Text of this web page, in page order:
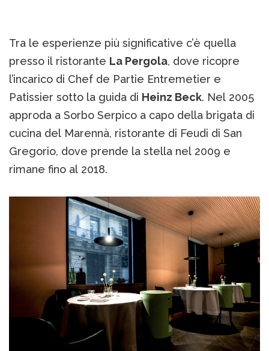
Tra le esperienze più significative c’è quella
presso il ristorante La Pergola, dove ricopre
l’incarico di Chef de Partie Entremetier e
Patissier sotto la guida di Heinz Beck. Nel 2005
approda a Sorbo Serpico a capo della brigata di
cucina del Marennà, ristorante di Feudi di San
Gregorio, dove prende la stella nel 2009 e
rimane fino al 2018.